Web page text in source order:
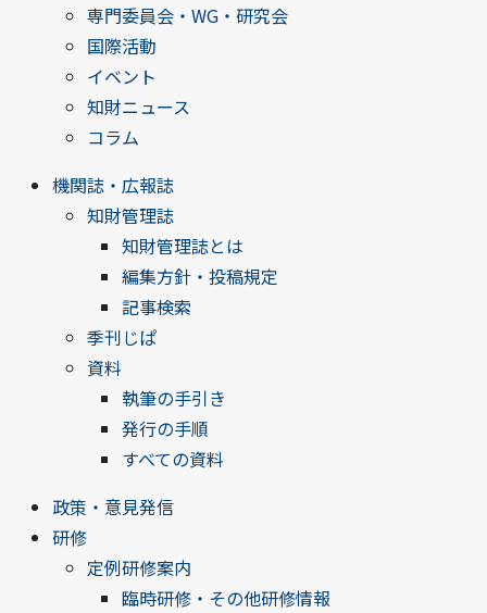
専門委員会・WG・研究会
国際活動
イベント
知財ニュース
コラム
機関誌・広報誌
知財管理誌
知財管理誌とは
編集方針・投稿規定
記事検索
季刊じぱ
資料
執筆の手引き
発行の手順
すべての資料
政策・意見発信
研修
定例研修案内
臨時研修・その他研修情報